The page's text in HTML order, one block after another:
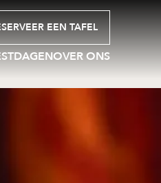
OVER ONS
EEN TAFEL